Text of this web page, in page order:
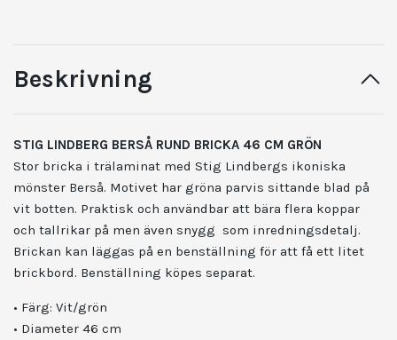
Beskrivning
STIG LINDBERG BERSÅ RUND BRICKA 46 CM GRÖN
Stor bricka i trälaminat med Stig Lindbergs ikoniska
mönster Berså. Motivet har gröna parvis sittande blad på
vit botten. Praktisk och användbar att bära flera koppar
och tallrikar på men även snygg som inredningsdetalj.
Brickan kan läggas på en benställning för att få ett litet
brickbord. Benställning köpes separat.
• Färg: Vit/grön
• Diameter 46 cm